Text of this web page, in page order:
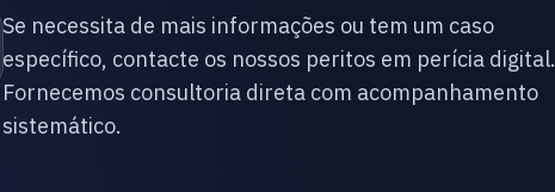
Se necessita de mais informações ou tem um caso
específico, contacte os nossos peritos em perícia digital.
Fornecemos consultoria direta com acompanhamento
sistemático.